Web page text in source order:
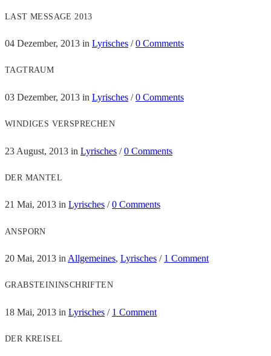
LAST MESSAGE 2013
04 Dezember, 2013 in Lyrisches /0 Comments
TAGTRAUM
03 Dezember, 2013 in Lyrisches /0 Comments
WINDIGES VERSPRECHEN
23 August, 2013 in Lyrisches /0 Comments
DER MANTEL
21 Mai, 2013 in Lyrisches /0 Comments
ANSPORN
20 Mai, 2013 in Allgemeines, Lyrisches / 1 Comment
GRABSTEININSCHRIFTEN
18 Mai, 2013 in Lyrisches / 1 Comment
DER KREISEL